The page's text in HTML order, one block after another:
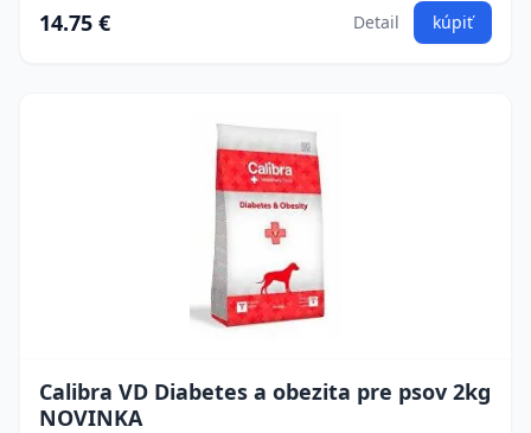
14.75 € Detail kúpiť
Calibra VD Diabetes a obezita pre psov 2kg
NOVINKA